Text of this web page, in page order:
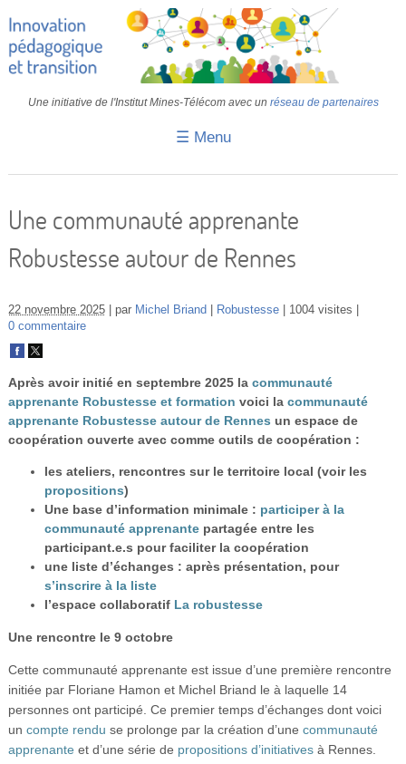
Une initiative de l'Institut Mines-Télécom avec un réseau de partenaires
☰ Menu
Retours d’expériences
IA
Colloques
Vidéos
Une communauté apprenante
Robustesse autour de Rennes
22 novembre 2025 par Michel Briand Robustesse
1004 visites
0 commentaire
Après avoir initié en septembre 2025 la communauté
apprenante Robustesse et formation voici la communauté
apprenante Robustesse autour de Rennes un espace de
coopération ouverte avec comme outils de coopération :
les ateliers, rencontres sur le territoire local (voir les
propositions)
Une base d’information minimale : participer à la
communauté apprenantepartagée entre les
participant.e.s pour faciliter la coopération
une liste d’échanges : après présentation, pour
s’inscrire à la liste
l’espace collaboratif La robustesse
Une rencontre le 9 octobre
Cette communauté apprenante est issue d’une première rencontre
initiée par Floriane Hamon et Michel Briand le à laquelle 14
personnes ont participé. Ce premier temps d’échanges dont voici
un compte rendu se prolonge par la création d’une communauté
apprenante et d’une série de propositions d’initiativesà Rennes.